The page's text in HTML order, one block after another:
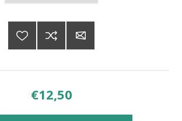
€12,50